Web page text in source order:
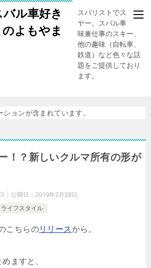
ル車好き
よもやま
スバリストでスキー
ヤー。スバル車、趣
味兼仕事のスキー、
他の趣味（自転車、
鉄道）など色々な話
題をご提供しており
ます。
ョンが含まれています。
！？新しいクルマ所有の形が
公開日： 2019年2月28日
ライフスタイル
こちらのリリースから。
ますと、